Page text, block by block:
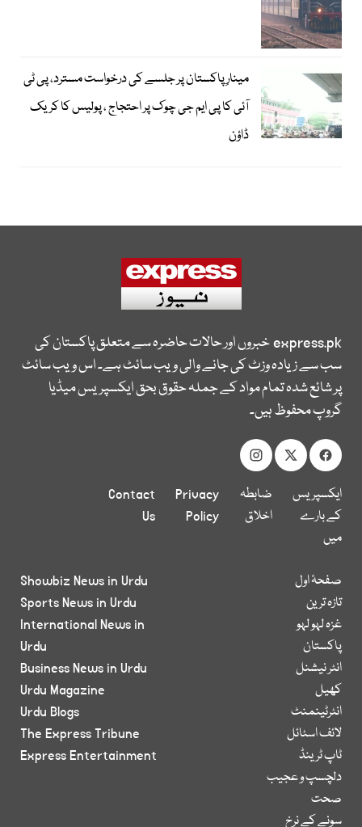
مینارِ پاکستان پر جلسے کی درخواست مسترد، پی ٹی
آئی کا پی ایم جی چوک پر احتجاج ، پولیس کا کریک
ڈاؤن
express.pkخبروں اور حالات حاضرہ سے متعلق پاکستان کی
سب سے زیادہ وزٹ کی جانے والی ویب سائٹ ہے۔ اس ویب سائٹ
پر شائع شدہ تمام مواد کے جملہ حقوق بحق ایکسپریس میڈیا
گروپ محفوظ ہیں۔
ایکسپریس
کے بارے
میں
ضابطہ
اخلاق
Privacy
Policy
Contact
Us
صفحۂ اول
تازہ ترین
غزہ لہو لہو
پاکستان
انٹر نیشنل
کھیل
انٹرٹینمنٹ
لائف اسٹائل
ٹاپ ٹرینڈ
دلچسپ و عجیب
صحت
سونے کے نرخ
Showbiz News in Urdu
Sports News in Urdu
International News in
Urdu
Business News in Urdu
Urdu Magazine
Urdu Blogs
The Express Tribune
Express Entertainment